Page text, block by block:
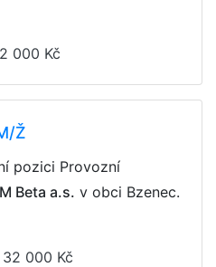
000 Kč
Ž
pozici Provozní
Beta a.s. v obci Bzenec.
000 Kč